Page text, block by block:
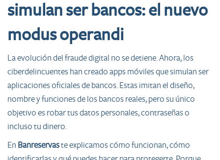
simulan ser bancos: el nuevo
modus operandi
La evolución del fraude digital no se detiene. Ahora, los
ciberdelincuentes han creado apps móviles que simulan ser
aplicaciones oficiales de bancos. Estas imitan el diseño,
nombre y funciones de los bancos reales, pero su único
objetivo es robar tus datos personales, contraseñas o
incluso tu dinero.
En Banreservaste explicamos cómo funcionan, cómo